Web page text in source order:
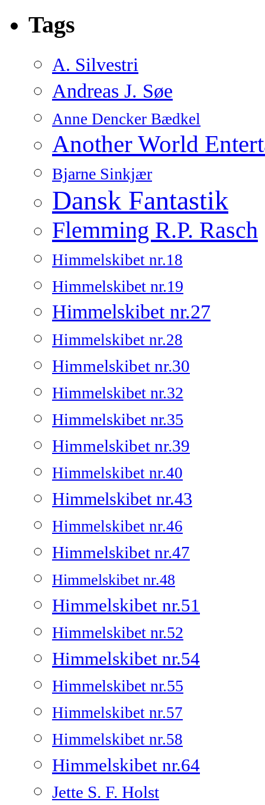
Tags
A. Silvestri
Andreas J. Søe
Anne Dencker Bædkel
Another World
Bjarne Sinkjær
Dansk Fantastik
Flemming R.P. Rasch
Himmelskibet nr.18
Himmelskibet nr.19
Himmelskibet nr.27
Himmelskibet nr.28
Himmelskibet nr.30
Himmelskibet nr.32
Himmelskibet nr.35
Himmelskibet nr.39
Himmelskibet nr.40
Himmelskibet nr.43
Himmelskibet nr.46
Himmelskibet nr.47
Himmelskibet nr.48
Himmelskibet nr.51
Himmelskibet nr.52
Himmelskibet nr.54
Himmelskibet nr.55
Himmelskibet nr.57
Himmelskibet nr.58
Himmelskibet nr.64
Jette S. F. Holst